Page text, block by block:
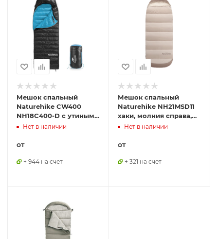
Мешок спальный
Naturehike CW400
NH18C400-D с утиным
пухом, размер L,
Нет в наличии
от
+ 944 на счет
Мешок спальный
Naturehike NH21MSD11
хаки, молния справа,
6927595788295
Нет в наличии
от
+ 321 на счет